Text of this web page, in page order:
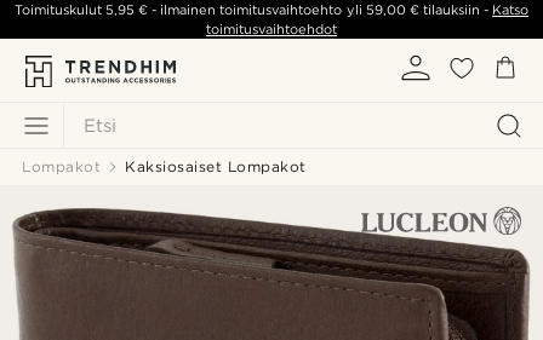
Etsi
Toimituskulut5,95 € - ilmainen toimitusvaihtoehto yli 59,00 €tilauksiin - Katso
toimitusvaihtoehdot
Lompakot Kaksiosaiset Lompakot